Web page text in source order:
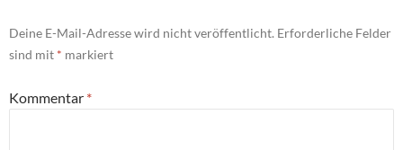
Deine E-Mail-Adresse wird nicht veröffentlicht. Erforderliche Felder
sind mit * markiert
Kommentar *